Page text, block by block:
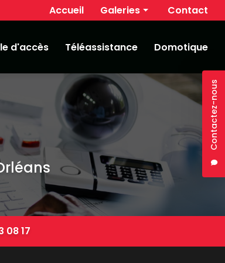
Navigation secondaire
Accueil Galeries
Vidéosurveillance
Contrôle d'accès
Téléassistance
Domotique
Contact
Contactez-nous
d'accès Téléassistance Domotique
08 17